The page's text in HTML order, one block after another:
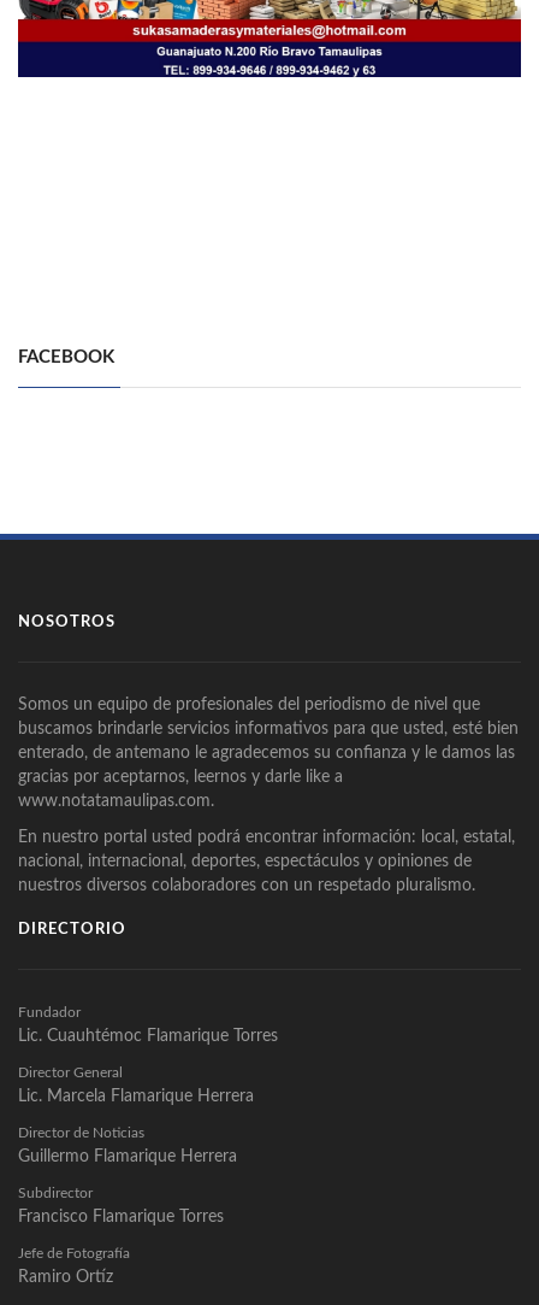
FACEBOOK
NOSOTROS
Somos un equipo de profesionales del periodismo de nivel que
buscamos brindarle servicios informativos para que usted, esté bien
enterado, de antemano le agradecemos su confianza y le damos las
gracias por aceptarnos, leernos y darle like a
www.notatamaulipas.com.
En nuestro portal usted podrá encontrar información: local, estatal,
nacional, internacional, deportes, espectáculos y opiniones de
nuestros diversos colaboradores con un respetado pluralismo.
DIRECTORIO
Fundador
Lic. Cuauhtémoc Flamarique Torres
Director General
Lic. Marcela Flamarique Herrera
Director de Noticias
Guillermo Flamarique Herrera
Subdirector
Francisco Flamarique Torres
Jefe de Fotografía
Ramiro Ortíz